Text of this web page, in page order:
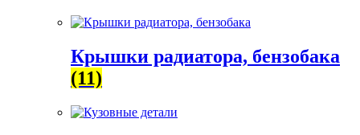
Крышки радиатора, бензобака
(11)